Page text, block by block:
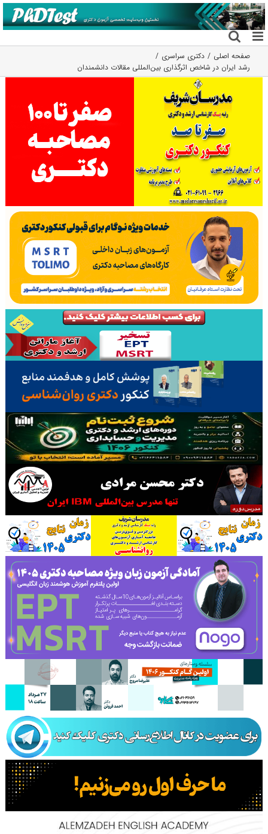
رفتن
به
محتوا
صفحه اصلی
دکتری سراسری
رشد ایران در شاخص اثرگذاری بین‌المللی مقالات دانشمندان